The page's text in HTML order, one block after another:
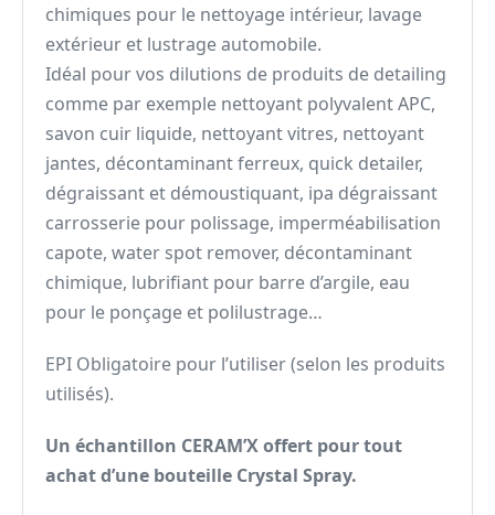
chimiques pour le nettoyage intérieur, lavage
extérieur et lustrage automobile.
Idéal pour vos dilutions de produits de detailing
comme par exemple nettoyant polyvalent APC,
savon cuir liquide, nettoyant vitres, nettoyant
jantes, décontaminant ferreux, quick detailer,
dégraissant et démoustiquant, ipa dégraissant
carrosserie pour polissage, imperméabilisation
capote, water spot remover, décontaminant
chimique, lubrifiant pour barre d’argile, eau
pour le ponçage et polilustrage…
EPI Obligatoire pour l’utiliser (selon les produits
utilisés).
Un échantillon CERAM’X offert pour tout
achat d’une bouteille Crystal Spray.